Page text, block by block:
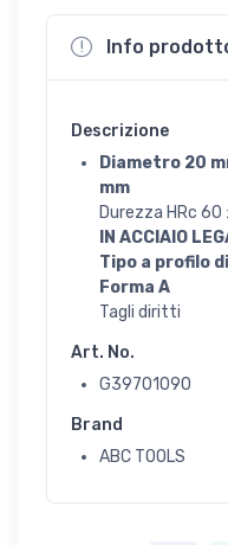
Info
Descrizione
Diametro 20
mm
Durezza HRc 60
IN ACCIAIO
Tipo a profilo
Forma A
Tagli diritti
Art. No.
G39701090
Brand
ABC TOOLS